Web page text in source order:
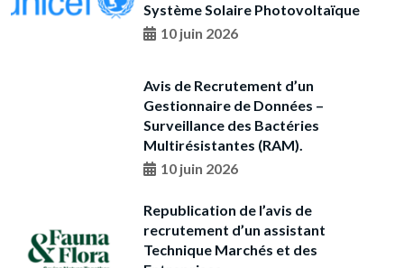
Système Solaire Photovoltaïque
10 juin 2026
Avis de Recrutement d’un
Gestionnaire de Données –
Surveillance des Bactéries
Multirésistantes (RAM).
10 juin 2026
Republication de l’avis de
recrutement d’un assistant
Technique Marchés et des